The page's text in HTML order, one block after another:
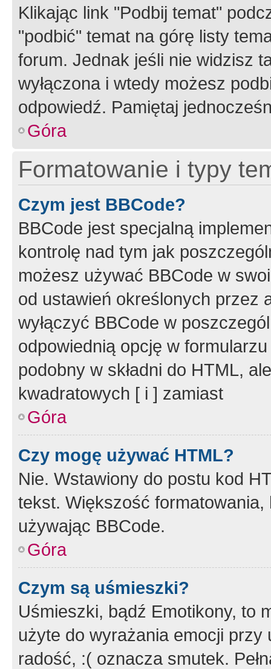
Klikając link "Podbij temat"
"podbić" temat na górę listy
forum. Jednak jeśli nie widzisz
wyłączona i wtedy możesz
odpowiedź. Pamiętaj
Góra
Formatowanie i typy
Czym jest BBCode?
BBCode jest specjalną
kontrolę nad tym jak
możesz używać BBCode w
od ustawień określonych przez
wyłączyć BBCode w
odpowiednią opcję w
podobny w składni do HTML,
kwadratowych [ i ] zamiast
Góra
Czy mogę używać HTML?
Nie. Wstawiony do postu kod
tekst. Większość
używając BBCode.
Góra
Czym są uśmieszki?
Uśmieszki, bądź Emotikony, to
użyte do wyrażania emocji
radość, :( oznacza smutek.